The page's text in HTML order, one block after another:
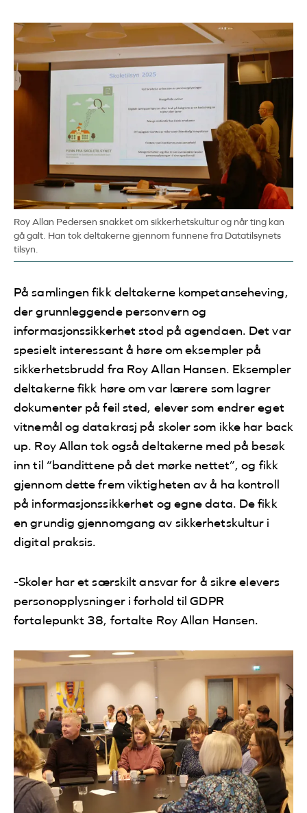
Roy Allan Pedersen snakket om sikkerhetskultur og når ting kan
gå galt. Han tok deltakerne gjennom funnene fra Datatilsynets
tilsyn.
På samlingen fikk deltakerne kompetanseheving,
der grunnleggende personvern og
informasjonssikkerhet stod på agendaen. Det var
spesielt interessant å høre om eksempler på
sikkerhetsbrudd fra Roy Allan Hansen. Eksempler
deltakerne fikk høre om var lærere som lagrer
dokumenter på feil sted, elever som endrer eget
vitnemål og datakrasj på skoler som ikke har back
up. Roy Allan tok også deltakerne med på besøk
inn til “bandittene på det mørke nettet”, og fikk
gjennom dette frem viktigheten av å ha kontroll
på informasjonssikkerhet og egne data. De fikk
en grundig gjennomgang av sikkerhetskultur i
digital praksis.
-Skoler har et særskilt ansvar for å sikre elevers
personopplysninger i forhold til GDPR
fortalepunkt 38, fortalte Roy Allan Hansen.